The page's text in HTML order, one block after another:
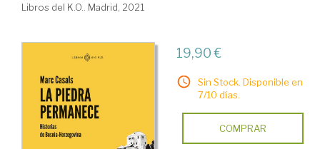
Libros del K.O.. Madrid, 2021
19,90 €
Sin Stock. Disponible en
7/10 días.
COMPRAR